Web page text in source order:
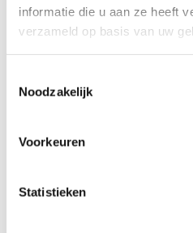
informatie die u aan ze heeft
verzameld op basis van uw
Noodzakelijk
Voorkeuren
Statistieken
Onthoud ook dat elke mens
met een beperking eigen
Grote diversiteit
Sommige mensen hebben
spreekt dan van een